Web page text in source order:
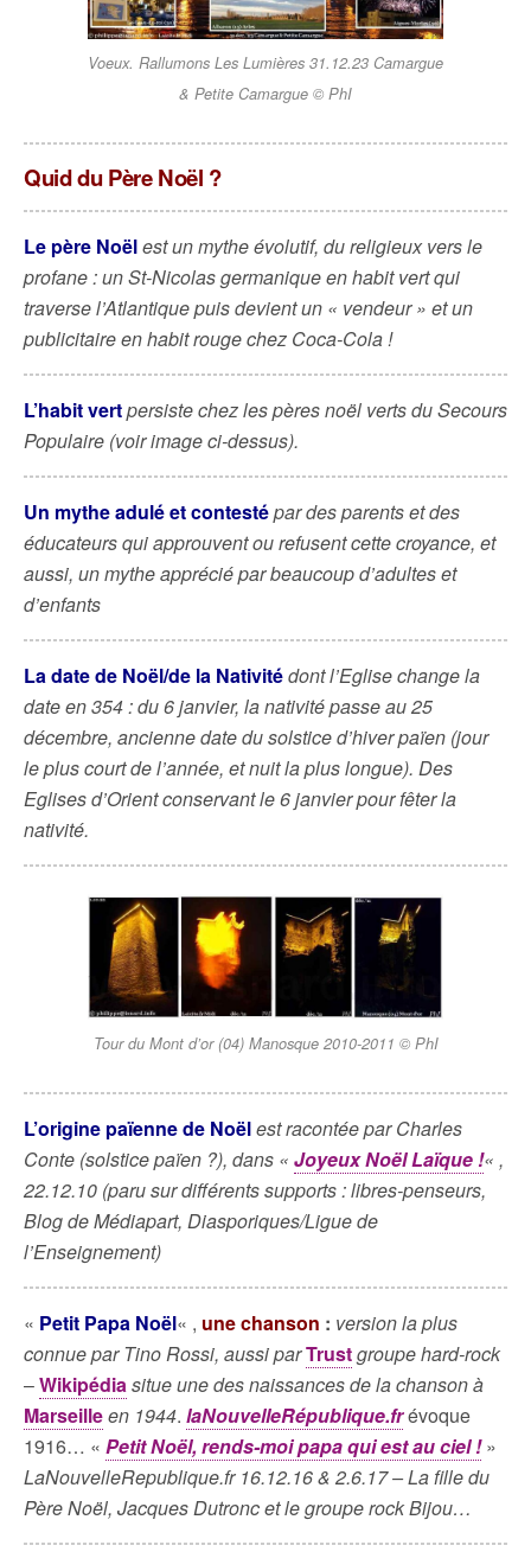
Voeux. Rallumons Les Lumières 31.12.23 Camargue
& Petite Camargue © PhI
Quid du Père Noël ?
Le père Noëlest un mythe évolutif, du religieux vers le
profane : un St-Nicolas germanique en habit vert qui
traverse l’Atlantique puis devient un « vendeur » et un
publicitaire en habit rouge chez Coca-Cola !
L’habit vertpersiste chez les pères noël verts du Secours
Populaire (voir image ci-dessus).
Un mythe adulé et contestépar des parents et des
éducateurs qui approuvent ou refusent cette croyance, et
aussi, un mythe apprécié par beaucoup d’adultes et
d’enfants
La date de Noël/de la Nativitédont l’Eglise change la
date en 354 : du 6 janvier, la nativité passe au 25
décembre, ancienne date du solstice d’hiver païen (jour
le plus court de l’année, et nuit la plus longue). Des
Eglises d’Orient conservant le 6 janvier pour fêter la
nativité.
Tour du Mont d’or (04) Manosque 2010-2011 © PhI
L’origine païenne de Noëlest racontée par Charles
Conte (solstice païen ?), dans « Joyeux Noël Laïque !« ,
22.12.10 (paru sur différents supports : libres-penseurs,
Blog de Médiapart, Diasporiques/Ligue de
l’Enseignement)
« Petit Papa Noël« , une chanson : version la plus
connue par Tino Rossi, aussi parTrustgroupe hard-rock
–Wikipédia situe une des naissances de la chanson à
Marseilleen 1944. laNouvelleRépublique.frévoque
1916… « Petit Noël, rends-moi papa qui est au ciel !»
LaNouvelleRepublique.fr 16.12.16 & 2.6.17 – La fille du
Père Noël, Jacques Dutronc et le groupe rock Bijou…